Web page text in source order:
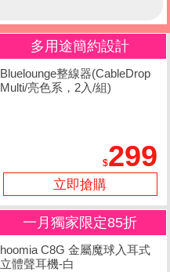
多用途簡約設計
Bluelounge整線器(CableDrop
Multi/亮色系，2入/組)
299
立即搶購
一月獨家限定85折
hoomia C8G 金屬魔球入耳式
立體聲耳機-白